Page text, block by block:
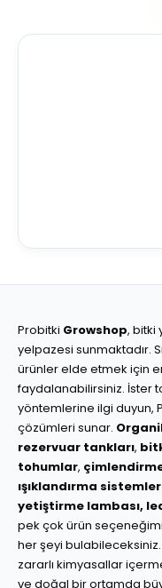
Probitki Growshop, bitki
yelpazesi sunmaktadır.
ürünler elde etmek için
faydalanabilirsiniz. İster
yöntemlerine ilgi duyun,
çözümleri sunar.
rezervuar tankları,
tohumlar,
ışıklandırma
yetiştirme lambası,
pek çok ürün
her şeyi
zararlı kimyasallar
ve doğal bir ortamda